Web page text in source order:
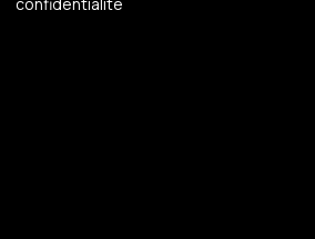
confidentialité